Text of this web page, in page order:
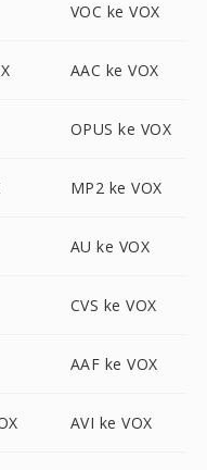
VOC ke VOX
AAC ke VOX
OPUS ke VOX
MP2 ke VOX
AU ke VOX
CVS ke VOX
AAF ke VOX
AVI ke VOX